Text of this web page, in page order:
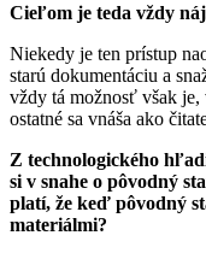
Cieľom je teda vždy
Niekedy je ten prístup
starú dokumentáciu a
vždy tá možnosť však je,
ostatné sa vnáša ako
Z technologického
si v snahe o pôvodný
platí, že keď pôvodný
materiálmi?